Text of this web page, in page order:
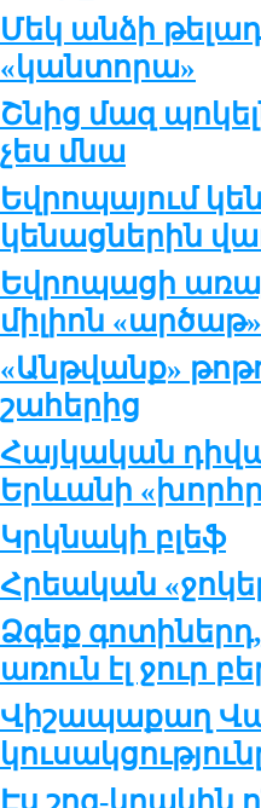
Մեկ անձի
«կանտորա»
Շնից մազ
չես մնա
Եվրոպայում
կենացներին
Եվրոպացի
միլիոն «արծաթ»
«Անթվանք»
շահերից
Հայկական
Երևանի
Կրկնակի բլեֆ
Հրեական
Ձգեք
առուն էլ ջուր
Վիշապաքաղ
Էս շոգ-կրակին